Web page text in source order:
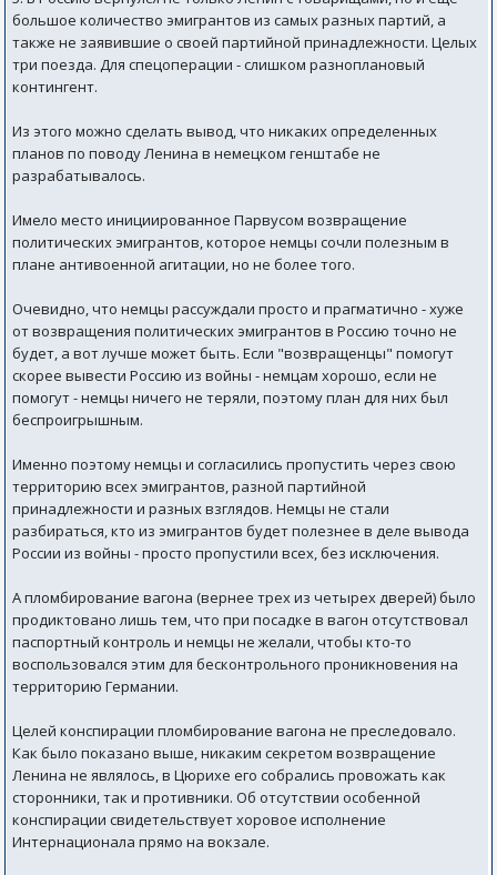
большое количество эмигрантов из самых разных партий, а
также не заявившие о своей партийной принадлежности. Целых
три поезда. Для спецоперации - слишком разноплановый
контингент.
Из этого можно сделать вывод, что никаких определенных
планов по поводу Ленина в немецком генштабе не
разрабатывалось.
Имело место инициированное Парвусом возвращение
политических эмигрантов, которое немцы сочли полезным в
плане антивоенной агитации, но не более того.
Очевидно, что немцы рассуждали просто и прагматично - хуже
от возвращения политических эмигрантов в Россию точно не
будет, а вот лучше может быть. Если "возвращенцы" помогут
скорее вывести Россию из войны - немцам хорошо, если не
помогут - немцы ничего не теряли, поэтому план для них был
беспроигрышным.
Именно поэтому немцы и согласились пропустить через свою
территорию всех эмигрантов, разной партийной
принадлежности и разных взглядов. Немцы не стали
разбираться, кто из эмигрантов будет полезнее в деле вывода
России из войны - просто пропустили всех, без исключения.
А пломбирование вагона (вернее трех из четырех дверей) было
продиктовано лишь тем, что при посадке в вагон отсутствовал
паспортный контроль и немцы не желали, чтобы кто-то
воспользовался этим для бесконтрольного проникновения на
территорию Германии.
Целей конспирации пломбирование вагона не преследовало.
Как было показано выше, никаким секретом возвращение
Ленина не являлось, в Цюрихе его собрались провожать как
сторонники, так и противники. Об отсутствии особенной
конспирации свидетельствует хоровое исполнение
Интернационала прямо на вокзале.